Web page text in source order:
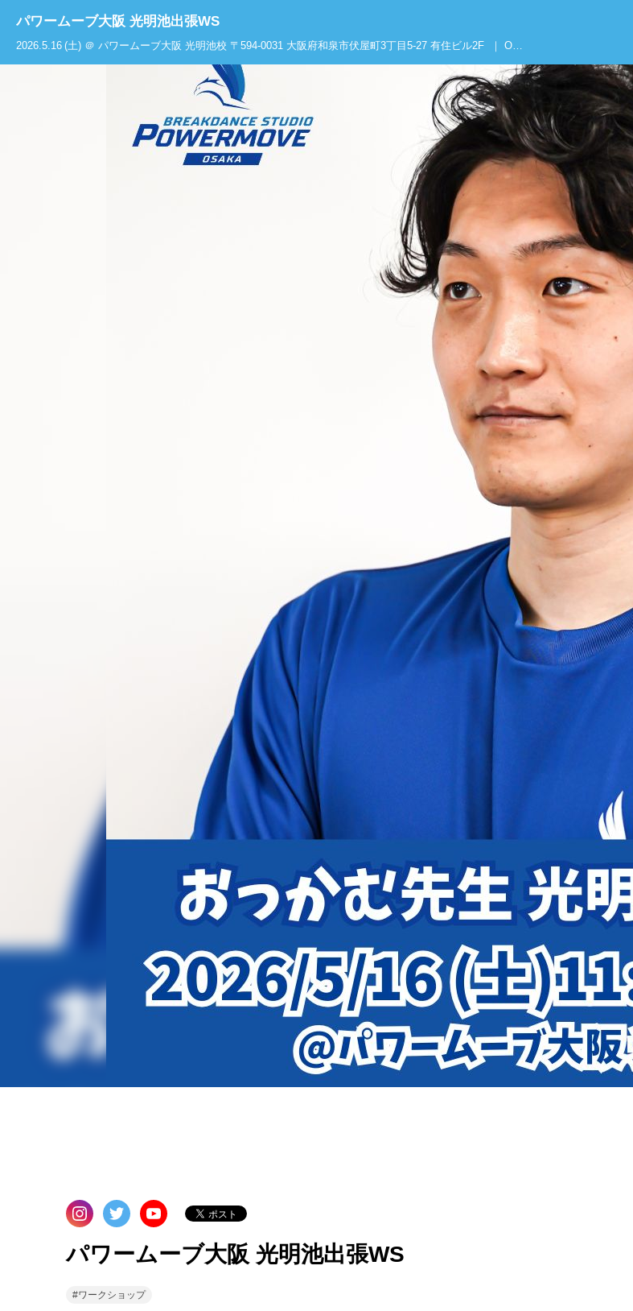
パワームーブ大阪 光明池出張WS
パワームーブ大阪 光明池出張WS
#ワークショップ